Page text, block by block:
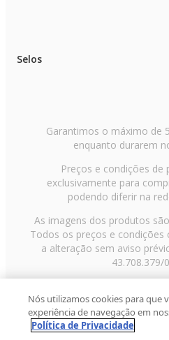
Selos
Garantimos o máximo de
enquanto durarem
Preços e condições de
exclusivamente para
podendo diferir na
As imagens dos produtos
Todos os preços e
a alteração sem aviso
43.708.379/
Paulo/SP, CEP 02029-001,
2013 Fast Shop - Todos
Nós utilizamos cookies para que
experiência de navegação em
Política de Privacidade